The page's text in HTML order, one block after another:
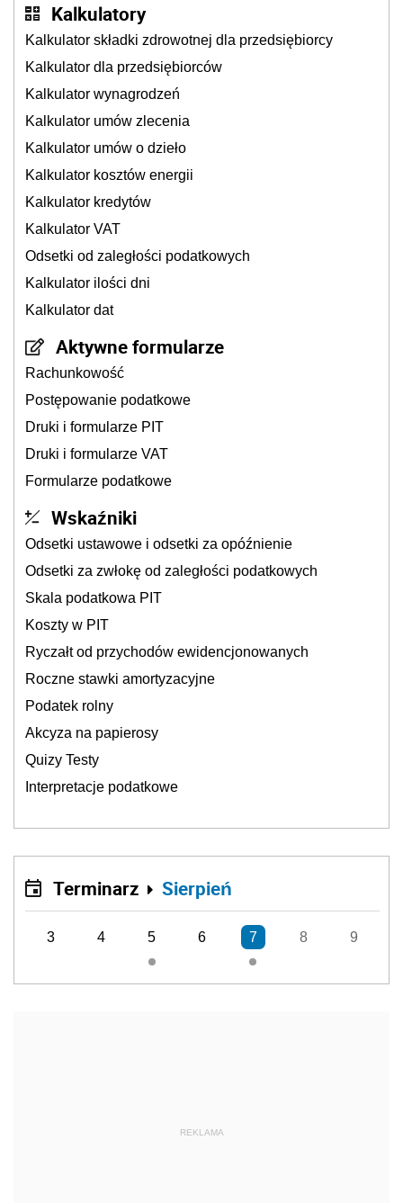
Kalkulatory
Kalkulator składki zdrowotnej dla przedsiębiorcy
Kalkulator dla przedsiębiorców
Kalkulator wynagrodzeń
Kalkulator umów zlecenia
Kalkulator umów o dzieło
Kalkulator kosztów energii
Kalkulator kredytów
Kalkulator VAT
Odsetki od zaległości podatkowych
Kalkulator ilości dni
Kalkulator dat
Aktywne formularze
Rachunkowość
Postępowanie podatkowe
Druki i formularze PIT
Druki i formularze VAT
Formularze podatkowe
Wskaźniki
Odsetki ustawowe i odsetki za opóźnienie
Odsetki za zwłokę od zaległości podatkowych
Skala podatkowa PIT
Koszty w PIT
Ryczałt od przychodów ewidencjonowanych
Roczne stawki amortyzacyjne
Podatek rolny
Akcyza na papierosy
Quizy Testy
Interpretacje podatkowe
Terminarz Sierpień
3 4 5 6 7 8 9
REKLAMA